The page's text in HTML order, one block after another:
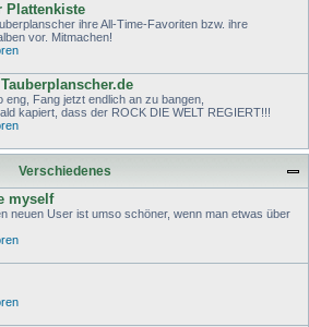
Plattenkiste
ihre All-Time-Favoriten bzw. ihre
vor. Mitmachen!
eng, Fang jetzt endlich an zu bangen,
kapiert, dass der ROCK DIE WELT REGIERT!!!
Verschiedenes
myself
neuen User ist umso schöner, wenn man etwas über